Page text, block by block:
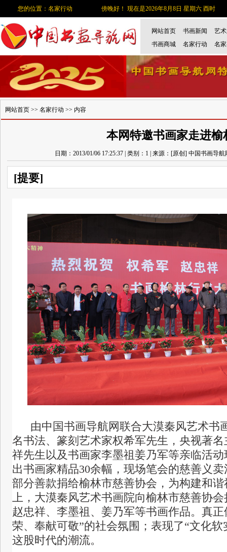
您的位置：名家行动 傍晚好！ 现在是2026年8月8日 星期六 酉时
网站首页 书画新闻
艺
书画商城
名家行动 名
网站首页 >> 名家行动 >> 内容
本网特邀书画家走进榆
日期：2013/01/06 17:25:37 | 类别：1 | 来源：[原创] 中国书画导
[提要]
由中国书画导航网联合大漠秦风艺术书
名书法、篆刻艺术家权希军先生，央视著
祥先生以及书画家李墨祖姜乃军等亲临活
出书画家精品30余幅，现场笔会的慈善义
部分善款捐给榆林市慈善协会，为构建和
上，大漠秦风艺术书画院向榆林市慈善协
赵忠祥、李墨祖、姜乃军等书画作品。真正
荣、奉献可敬”的社会氛围；表现了“文化
这股时代的潮流。